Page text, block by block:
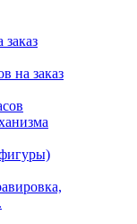
заказ
на заказ